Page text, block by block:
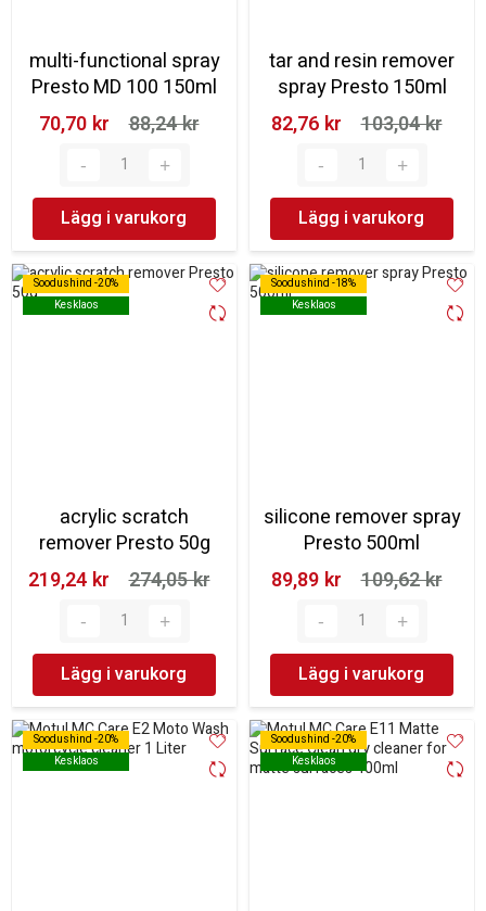
multi-functional spray
Presto MD 100 150ml
70,70 kr‎
88,24 kr‎
Lägg i varukorg
tar and resin remover
spray Presto 150ml
82,76 kr‎
103,04 kr‎
Lägg i varukorg
Soodushind -20%
Kesklaos
Soodushind -20%
Kesklaos
acrylic scratch
remover Presto 50g
219,24 kr‎
274,05 kr‎
Lägg i varukorg
Soodushind -18%
Kesklaos
Soodushind -18%
Kesklaos
silicone remover spray
Presto 500ml
89,89 kr‎
109,62 kr‎
Lägg i varukorg
Soodushind -20%
Kesklaos
Soodushind -20%
Kesklaos
Soodushind -20%
Kesklaos
Soodushind -20%
Kesklaos